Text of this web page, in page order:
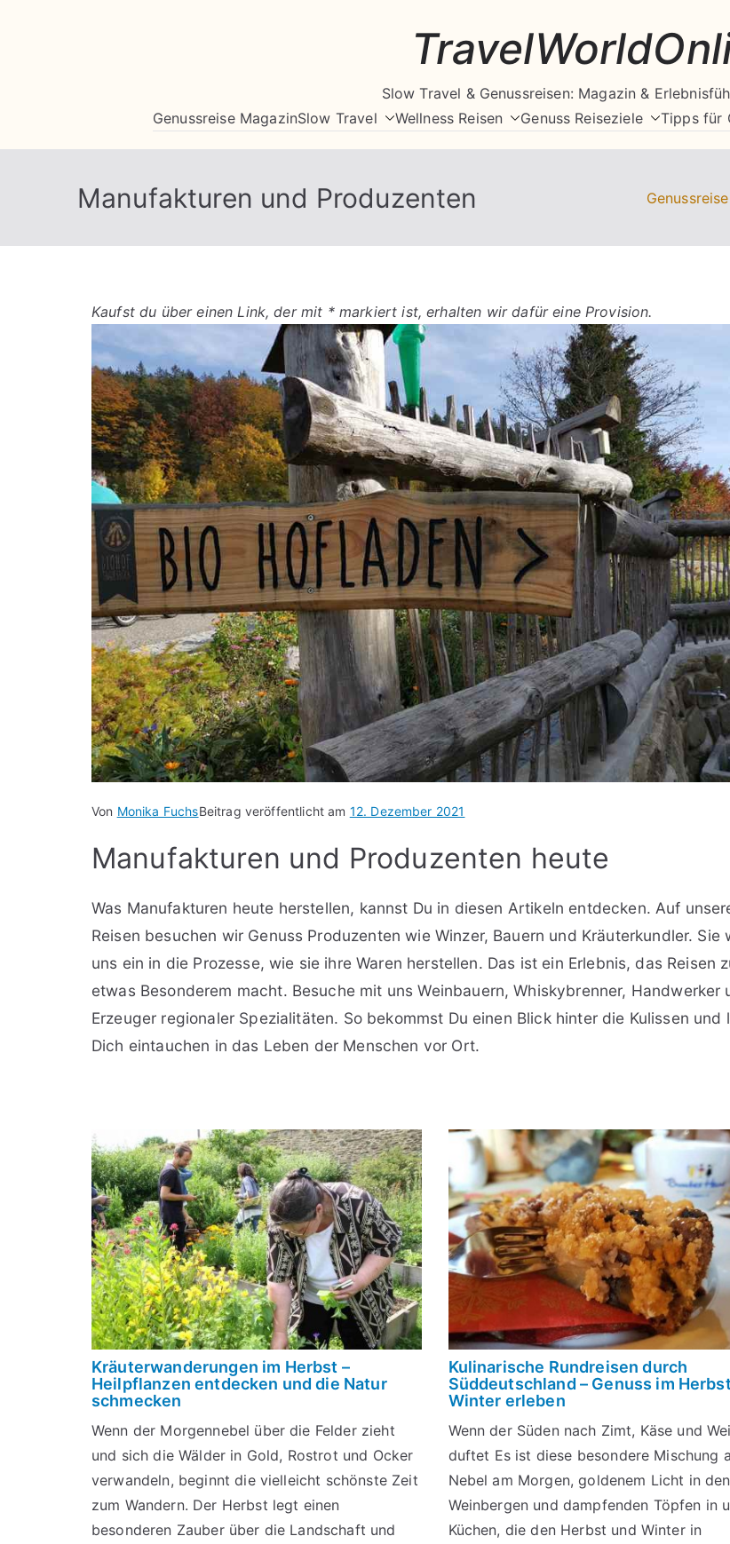
Slow Travel & Genussreisen: Magazin &
Genussreise MagazinSlow Travel Wellness Reisen Genuss Reiseziele Tipps für
Manufakturen und Produzenten
Kaufst du über einen Link, der mit * markiert ist, erhalten wir dafür eine Provision.
Von Monika FuchsBeitrag veröffentlicht am 12. Dezember 2021
Manufakturen und Produzenten heute
Was Manufakturen heute herstellen, kannst Du in diesen Artikeln entdecken. Auf
Reisen besuchen wir Genuss Produzenten wie Winzer, Bauern und Kräuterkundler. Sie
uns ein in die Prozesse, wie sie ihre Waren herstellen. Das ist ein Erlebnis, das Reisen
etwas Besonderem macht. Besuche mit uns Weinbauern, Whiskybrenner, Handwerker
Erzeuger regionaler Spezialitäten. So bekommst Du einen Blick hinter die Kulissen und
Dich eintauchen in das Leben der Menschen vor Ort.
Kräuterwanderungen im Herbst –
Heilpflanzen entdecken und die Natur
schmecken
Wenn der Morgennebel über die Felder zieht
und sich die Wälder in Gold, Rostrot und Ocker
verwandeln, beginnt die vielleicht schönste Zeit
zum Wandern. Der Herbst legt einen
besonderen Zauber über die Landschaft und
Kulinarische Rundreisen durch
Süddeutschland – Genuss im
Winter erleben
Wenn der Süden nach Zimt, Käse und
duftet Es ist diese besondere Mischung
Nebel am Morgen, goldenem Licht in den
Weinbergen und dampfenden Töpfen in
Küchen, die den Herbst und Winter in